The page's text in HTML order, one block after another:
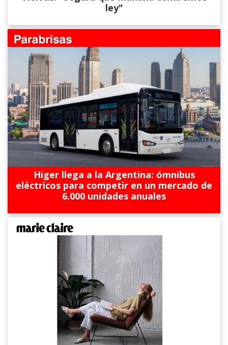
ley"
Higer llega a la Argentina: ómnibus
eléctricos para competir en un mercado de
6.000 unidades anuales